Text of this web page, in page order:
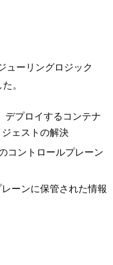
ューリングロジック
。
デプロイするコンテナ
ェストの解決
コントロールプレーン
ーンに保管された情報